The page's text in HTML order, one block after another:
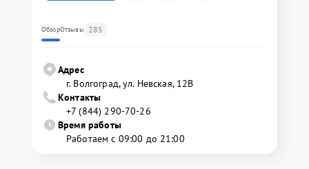
ОбзорОтзывы 285
Адрес
г. Волгоград, ул. Невская, 12В
Контакты
+7 (844) 290-70-26
Время работы
Работаем с 09:00 до 21:00